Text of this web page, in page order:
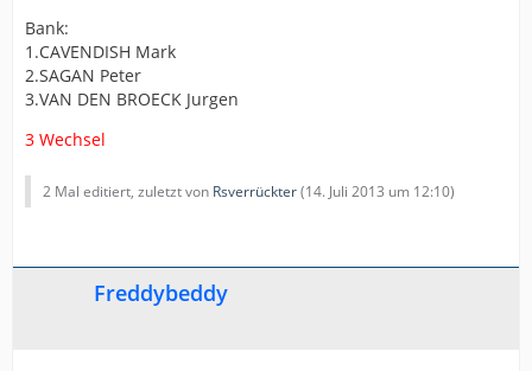
Bank:
1.CAVENDISH Mark
2.SAGAN Peter
3.VAN DEN BROECK Jurgen
3 Wechsel
2 Mal editiert, zuletzt von Rsverrückter(14. Juli 2013 um 12:10)
Freddybeddy